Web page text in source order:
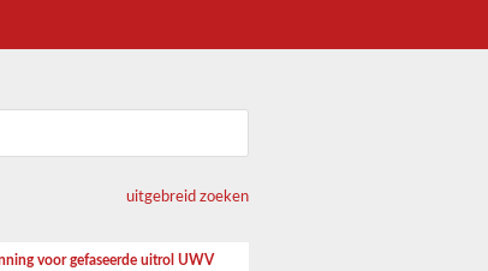
uitgebreid zoeken
voor gefaseerde uitrol UWV